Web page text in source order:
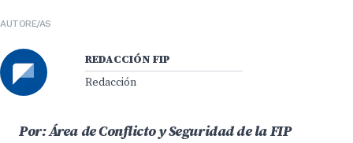
AUTORE/AS
REDACCIÓN FIP
Redacción
Por: Área de Conflicto y Seguridad de la FIP